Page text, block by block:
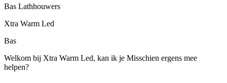
Bas Lathhouwers
Xtra Warm Led
Bas
Welkom bij Xtra Warm Led, kan ik je Misschien ergens mee
helpen?